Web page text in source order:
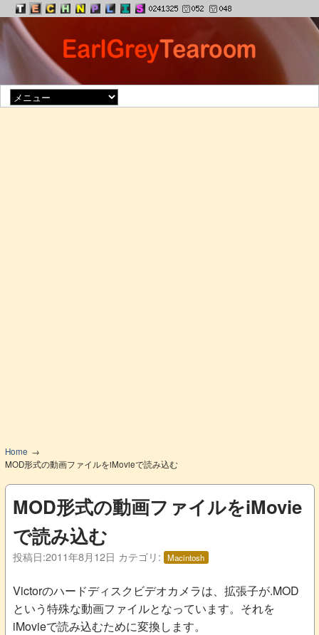
Home
MOD形式の動画ファイルをiMovieで読み込む
MOD形式の動画ファイルをiMovie
で読み込む
投稿日:2011年8月12日 カテゴリ: Macintosh
Victorのハードディスクビデオカメラは、拡張子が.MOD
という特殊な動画ファイルとなっています。それを
iMovieで読み込むために変換します。